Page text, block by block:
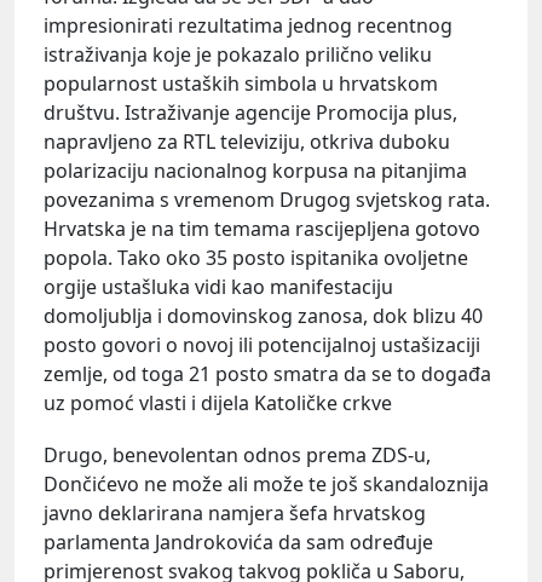
impresionirati rezultatima jednog recentnog
istraživanja koje je pokazalo prilično veliku
popularnost ustaških simbola u hrvatskom
društvu. Istraživanje agencije Promocija plus,
napravljeno za RTL televiziju, otkriva duboku
polarizaciju nacionalnog korpusa na pitanjima
povezanima s vremenom Drugog svjetskog rata.
Hrvatska je na tim temama rascijepljena gotovo
popola. Tako oko 35 posto ispitanika ovoljetne
orgije ustašluka vidi kao manifestaciju
domoljublja i domovinskog zanosa, dok blizu 40
posto govori o novoj ili potencijalnoj ustašizaciji
zemlje, od toga 21 posto smatra da se to događa
uz pomoć vlasti i dijela Katoličke crkve
Drugo, benevolentan odnos prema ZDS-u,
Dončićevo ne može ali može te još skandaloznija
javno deklarirana namjera šefa hrvatskog
parlamenta Jandrokovića da sam određuje
primjerenost svakog takvog pokliča u Saboru,